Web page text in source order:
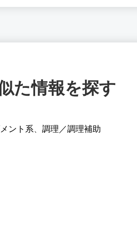
た情報を探す
ント系、 調理／調理補助